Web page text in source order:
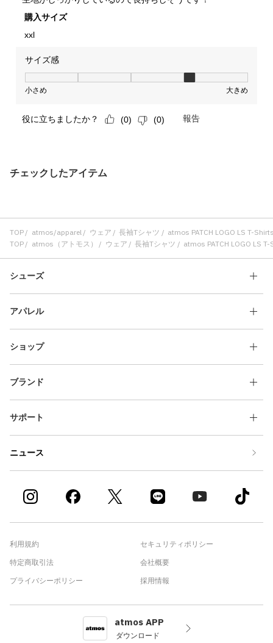
チェックしたアイテム
TOP atmos/apparel ウェア 長袖Tシャツ
atmos PATCH LOGO LS T-
TOP
atmos（アトモス） ウェア 長袖Tシャツ atmos PATCH LOGO LS
シューズ
アパレル
ショップ
ブランド
サポート
ニュース
利用規約
特定商取引法
プライバシーポリシー
セキュリティポリシー
会社概要
採用情報
atmos APP
ダウンロード